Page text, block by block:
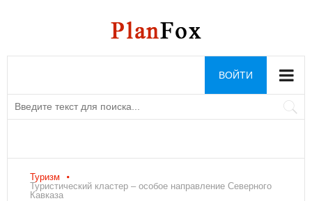
ВОЙТИ
Туризм
Туристический кластер – особое направление Северного
Кавказа